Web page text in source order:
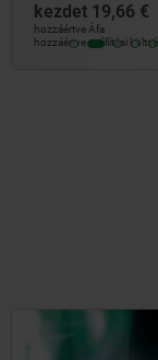
kezdet
hozzáértve Áfa
hozzáértve